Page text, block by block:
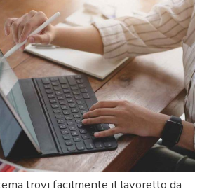
trovi facilmente il lavoretto da